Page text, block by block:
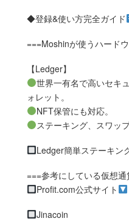
◆登録&使い方完全ガイド
===Moshinが使うハード
【Ledger】
世界一有名で高いセキ
ォレット。
NFT保管にも対応。
ステーキング、スワッ
Ledger簡単ステーキン
===参考にしている仮想
Profit.com公式サイト
Jinacoin